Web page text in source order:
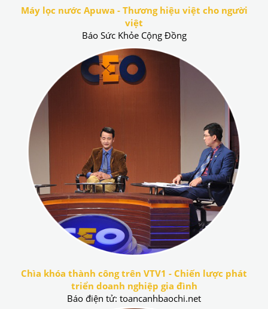
Máy lọc nước Apuwa - Thương hiệu việt cho người
việt
Báo Sức Khỏe Cộng Đồng
Chìa khóa thành công trên VTV1 - Chiến lược phát
triển doanh nghiệp gia đình
Báo điện tử: toancanhbaochi.net